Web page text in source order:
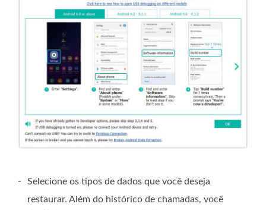
-
Selecione os tipos de dados que você deseja
restaurar. Além do histórico de chamadas, você